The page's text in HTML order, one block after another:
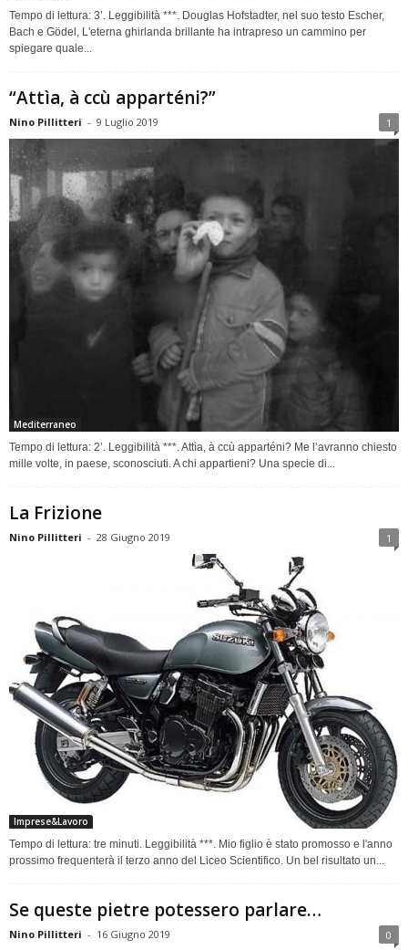
Tempo di lettura: 3’. Leggibilità ***. Douglas Hofstadter, nel suo testo Escher,
Bach e Gödel, L'eterna ghirlanda brillante ha intrapreso un cammino per
spiegare quale...
“Attìa, à ccù apparténi?”
Nino Pillitteri - 9 Luglio 2019 1
Mediterraneo
Tempo di lettura: 2’. Leggibilità ***. Attìa, à ccù apparténi? Me l’avranno chiesto
mille volte, in paese, sconosciuti. A chi appartieni? Una specie di...
La Frizione
Nino Pillitteri - 28 Giugno 2019 1
Imprese&Lavoro
Tempo di lettura: tre minuti. Leggibilità ***. Mio figlio è stato promosso e l'anno
prossimo frequenterà il terzo anno del Liceo Scientifico. Un bel risultato un...
Se queste pietre potessero parlare…
Nino Pillitteri - 16 Giugno 2019 0